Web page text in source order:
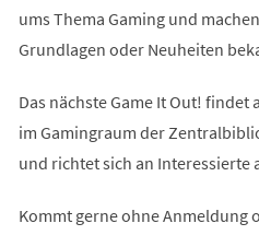
ums Thema Gaming und
Grundlagen oder Neuheiten
Das nächste Game It Out! findet
im Gamingraum der
und richtet sich an Interessierte
Kommt gerne ohne Anmeldung